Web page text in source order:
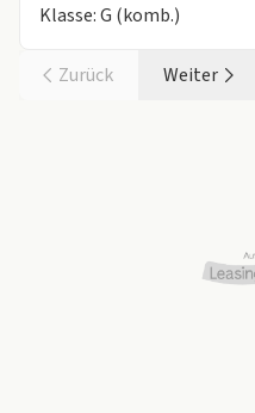
Klasse: G (komb.)
Zurück Weiter